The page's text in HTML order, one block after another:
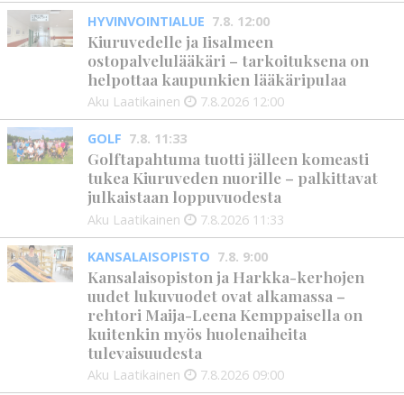
HYVINVOINTIALUE 7.8. 12:00
Kiuruvedelle ja Iisalmeen
ostopalvelulääkäri – tarkoituksena on
helpottaa kaupunkien lääkäripulaa
Aku Laatikainen 7.8.2026 12:00
GOLF 7.8. 11:33
Golftapahtuma tuotti jälleen komeasti
tukea Kiuruveden nuorille – palkittavat
julkaistaan loppuvuodesta
Aku Laatikainen 7.8.2026 11:33
KANSALAISOPISTO 7.8. 9:00
Kansalaisopiston ja Harkka-kerhojen
uudet lukuvuodet ovat alkamassa –
rehtori Maija-Leena Kemppaisella on
kuitenkin myös huolenaiheita
tulevaisuudesta
Aku Laatikainen 7.8.2026 09:00